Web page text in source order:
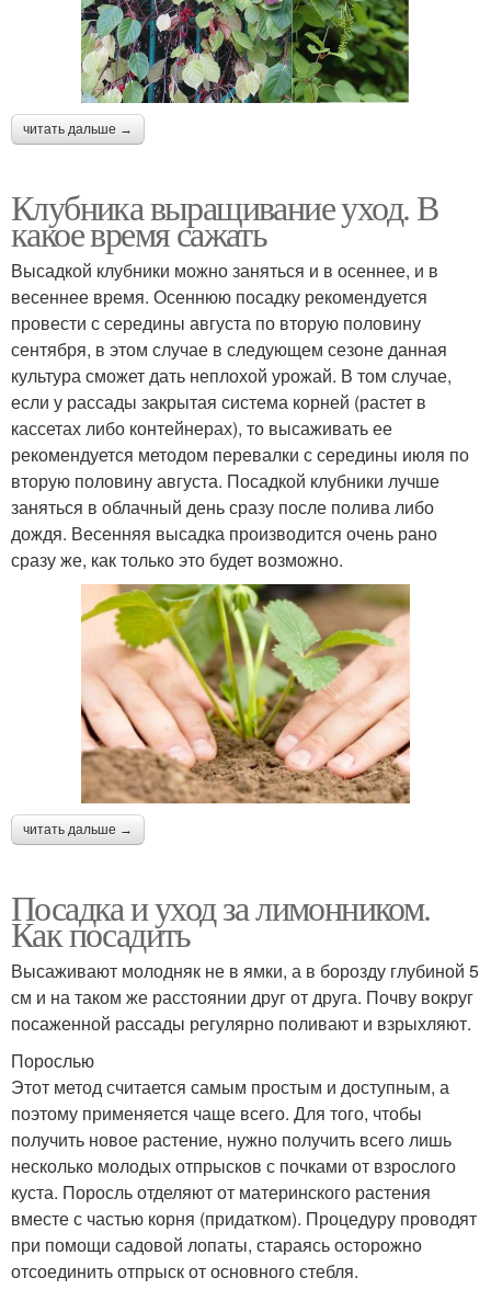
читать дальше →
Клубника выращивание уход. В
какое время сажать
Высадкой клубники можно заняться и в осеннее, и в
весеннее время. Осеннюю посадку рекомендуется
провести с середины августа по вторую половину
сентября, в этом случае в следующем сезоне данная
культура сможет дать неплохой урожай. В том случае,
если у рассады закрытая система корней (растет в
кассетах либо контейнерах), то высаживать ее
рекомендуется методом перевалки с середины июля по
вторую половину августа. Посадкой клубники лучше
заняться в облачный день сразу после полива либо
дождя. Весенняя высадка производится очень рано
сразу же, как только это будет возможно.
читать дальше →
Посадка и уход за лимонником.
Как посадить
Высаживают молодняк не в ямки, а в борозду глубиной 5
см и на таком же расстоянии друг от друга. Почву вокруг
посаженной рассады регулярно поливают и взрыхляют.
Порослью
Этот метод считается самым простым и доступным, а
поэтому применяется чаще всего. Для того, чтобы
получить новое растение, нужно получить всего лишь
несколько молодых отпрысков с почками от взрослого
куста. Поросль отделяют от материнского растения
вместе с частью корня (придатком). Процедуру проводят
при помощи садовой лопаты, стараясь осторожно
отсоединить отпрыск от основного стебля.